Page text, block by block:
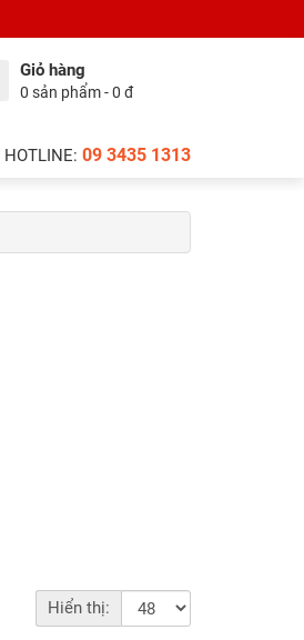
Giỏ hàng
0 sản phẩm - 0 đ
HOTLINE: 09 3435 1313
Hiển thị: